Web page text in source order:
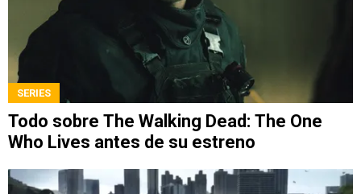
SERIES
Todo sobre The Walking Dead: The One
Who Lives antes de su estreno